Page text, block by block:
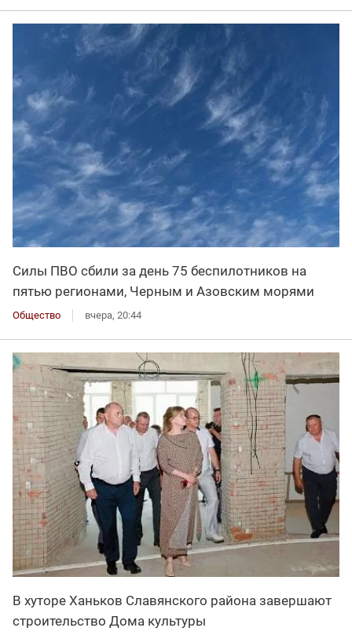
Силы ПВО сбили за день 75 беспилотников на
пятью регионами, Черным и Азовским морями
Общество вчера, 20:44
В хуторе Ханьков Славянского района завершают
строительство Дома культуры